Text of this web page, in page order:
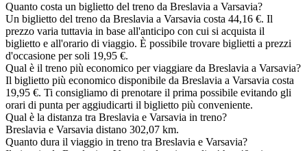
Quanto costa un biglietto del treno da Breslavia a Varsavia?
Un biglietto del treno da Breslavia a Varsavia costa 44,16 €. Il
prezzo varia tuttavia in base all'anticipo con cui si acquista il
biglietto e all'orario di viaggio. È possibile trovare biglietti a prezzi
d'occasione per soli 19,95 €.
Qual è il treno più economico per viaggiare da Breslavia a Varsavia?
Il biglietto più economico disponibile da Breslavia a Varsavia costa
19,95 €. Ti consigliamo di prenotare il prima possibile evitando gli
orari di punta per aggiudicarti il biglietto più conveniente.
Qual è la distanza tra Breslavia e Varsavia in treno?
Breslavia e Varsavia distano 302,07 km.
Quanto dura il viaggio in treno tra Breslavia e Varsavia?